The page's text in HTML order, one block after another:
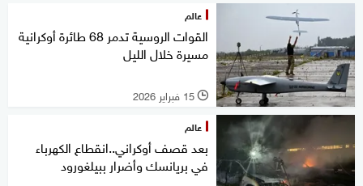
عالم
القوات الروسية تدمر 68 طائرة أوكرانية
مسيرة خلال الليل
l 15 فبراير 2026
عالم
بعد قصف أوكراني..انقطاع الكهرباء
في بريانسك وأضرار ببيلغورود